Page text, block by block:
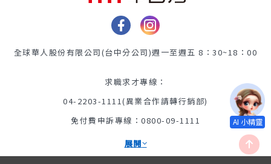
全球華人股份有限公司(台中分公司)週一至週五 8：30~18：00
求職求才專線：
04-2203-1111(異業合作請轉行銷部)
免付費申訴專線：0800-09-1111
展開